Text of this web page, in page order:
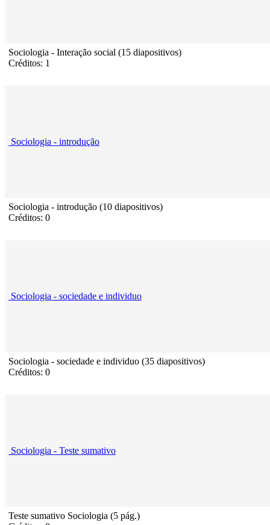
Sociologia - Interação social (15 diapositivos)
Créditos: 1
Sociologia - introdução
Sociologia - introdução (10 diapositivos)
Créditos: 0
Sociologia - sociedade e individuo
Sociologia - sociedade e individuo (35 diapositivos)
Créditos: 0
Sociologia - Teste sumativo
Teste sumativo Sociologia (5 pág.)